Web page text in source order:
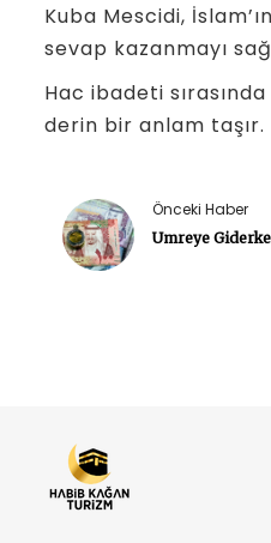
Kuba Mescidi,
sevap kazanmayı
Hac ibadeti
derin bir anlam
Önceki Haber
Umreye